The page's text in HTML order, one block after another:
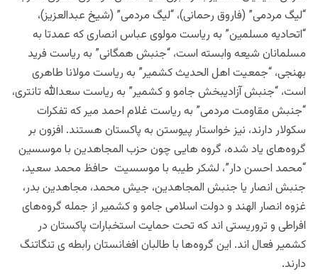
“لیگ مردمی” (فاروق رحمانی)، “لیگ مردمی” (شیخ عبدالعزیز)،
“اتحادیه مسلمین” به ریاست مولوی عباس انصاری که عمدتا به
مسلمانان شیعه وابسته است، “جنبش همگانی” به ریاست فرید
بهنجی، “جمعیت اهل الحدیث کشمیر” به ریاست مولانا طاهری
است، “جنبش آزادیبخش جامو و کشمیر” به ریاست سعدالله تانتری،
“جنبش مقاومت مردمی” به ریاست غلام احمد میر که تفکرات
سکولار دارند، نیز خواستار پیوستن به پاکستان هستند. افزون بر
گروه‌های یاد شده، گروه هایی چون حزب المجاهدین با موسسین
“محمد احسن دار”، لشکر طیبه با موسسیت حافظ محمد سعید،
جنبش انصار یا جنبش المجاهدین، جیش محمد، مجاهدین بدر،
غزوه انصار الهند و دولت اسلامی جامو و کشمیر از جمله گروه‌های
افراطی و تروریستی اند که تحت حمایت استخبارات پاکستان در
کشمیر فعال اند. این گروه‌ها با طالبان افغانستان رابطه ی تنگاتنگ
دارند.